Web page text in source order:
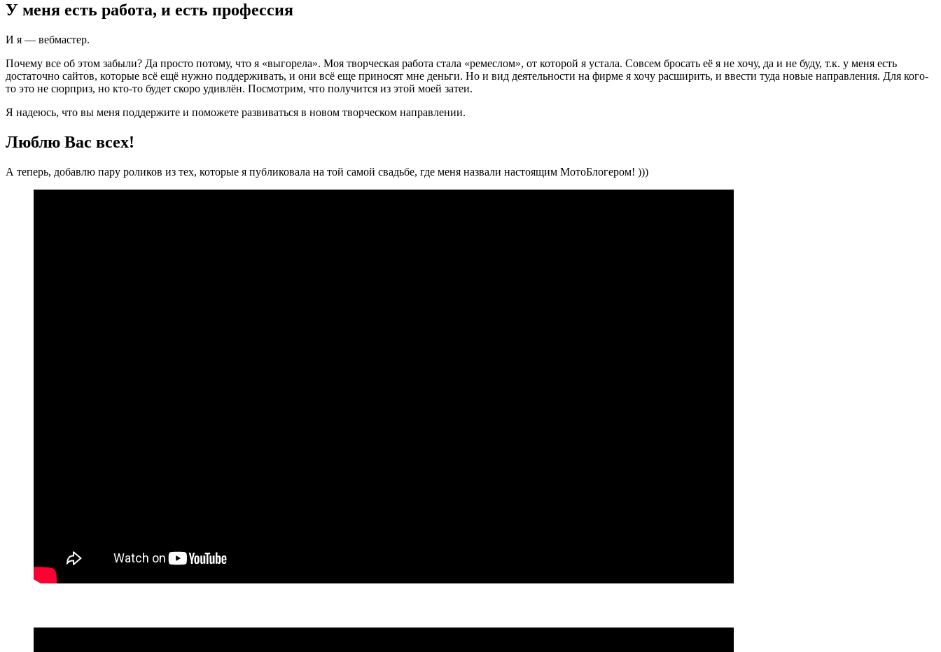
У меня есть работа, и есть профессия
И я — вебмастер.
Почему все об этом забыли? Да просто потому, что я «выгорела». Моя творческая работа стала «ремеслом», от которой я устала. Совсем бросать её я не хочу, да и не буду, т.к. у меня есть
достаточно сайтов, которые всё ещё нужно поддерживать, и они всё еще приносят мне деньги. Но и вид деятельности на фирме я хочу расширить, и ввести туда новые направления. Для кого-
то это не сюрприз, но кто-то будет скоро удивлён. Посмотрим, что получится из этой моей затеи.
Я надеюсь, что вы меня поддержите и поможете развиваться в новом творческом направлении.
Люблю Вас всех!
А теперь, добавлю пару роликов из тех, которые я публиковала на той самой свадьбе, где меня назвали настоящим МотоБлогером! )))